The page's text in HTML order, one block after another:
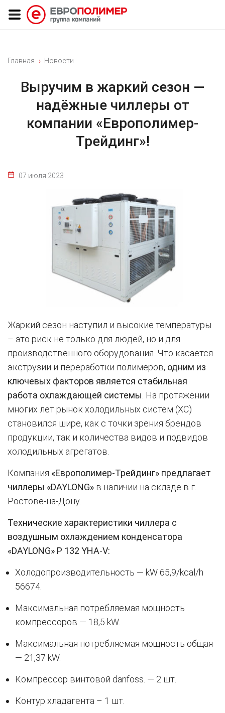
Главная Новости
Выручим в жаркий сезон —
надёжные чиллеры от
компании «Европолимер-
Трейдинг»!
07 июля 2023
Жаркий сезон наступил и высокие температуры
– это риск не только для людей, но и для
производственного оборудования. Что касается
экструзии и переработки полимеров, одним из
ключевых факторов является стабильная
работа охлаждающей системы . На протяжении
многих лет рынок холодильных систем (ХС)
становился шире, как с точки зрения брендов
продукции, так и количества видов и подвидов
холодильных агрегатов.
Компания «Европолимер-Трейдинг» предлагает
чиллеры «DAYLONG» в наличии на складе в г.
Ростове-на-Дону.
Технические характеристики чиллера с
воздушным охлаждением конденсатора
«DAYLONG» P 132 YHA-V:
Холодопроизводительность — kW 65,9/kcal/h
56674.
Максимальная потребляемая мощность
компрессоров — 18,5 kW.
Максимальная потребляемая мощность общая
— 21,37 kW.
Компрессор винтовой danfoss. — 2 шт.
Контур хладагента – 1 шт.